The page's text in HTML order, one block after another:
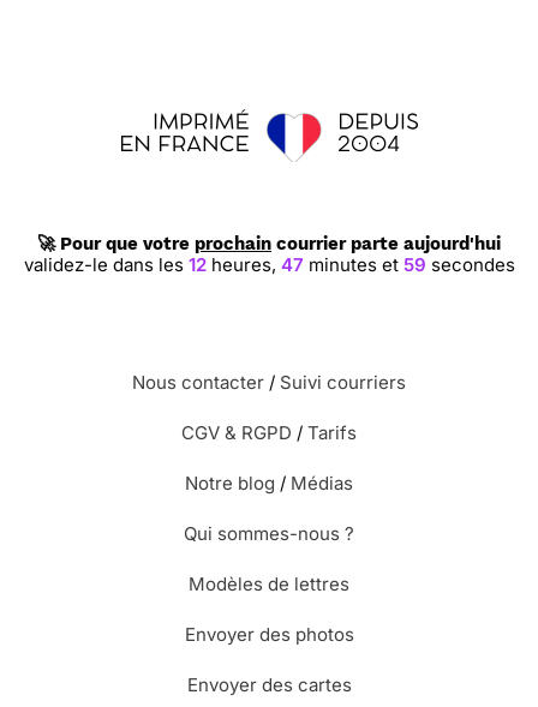
🚀 Pour que votre prochain courrier parte aujourd'hui
validez-le dans les 12heures, 47 minutes et 58 secondes
Nous contacter / Suivi courriers
CGV & RGPD / Tarifs
Notre blog / Médias
Qui sommes-nous ?
Modèles de lettres
Envoyer des photos
Envoyer des cartes